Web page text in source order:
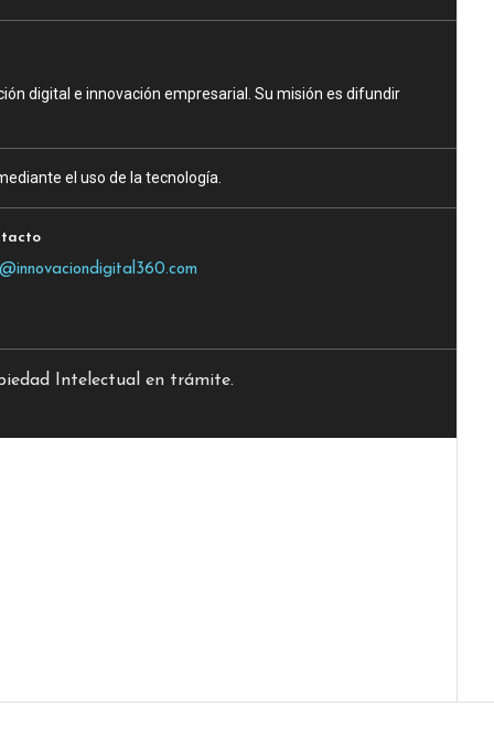
digital e innovación empresarial. Su misión es difundir
el uso de la tecnología.
Intelectual en trámite.